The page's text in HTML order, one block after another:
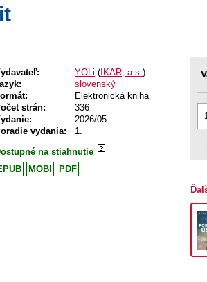
YOLi ( IKAR, a.s.)
slovenský
Elektronická kniha
strán:
336
2026/05
vydania:
1.
na stiahnutie
MOBI PDF